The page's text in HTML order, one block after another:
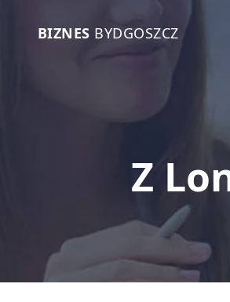
BIZNES BYDGOSZCZ
Z